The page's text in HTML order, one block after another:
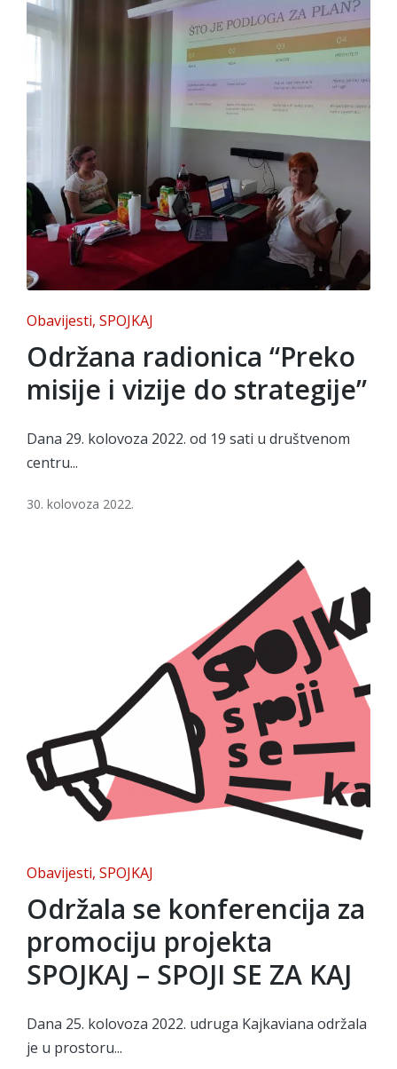
Posted
in
Obavijesti SPOJKAJ
Održana radionica “Preko
misije i vizije do strategije”
Dana 29. kolovoza 2022. od 19 sati u društvenom
centru...
30. kolovoza 2022.
Posted
in
Obavijesti SPOJKAJ
Održala se konferencija za
promociju projekta
SPOJKAJ – SPOJI SE ZA KAJ
Dana 25. kolovoza 2022. udruga Kajkaviana održala
je u prostoru...